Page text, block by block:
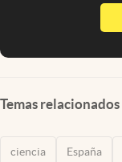
Temas relacionados
ciencia España